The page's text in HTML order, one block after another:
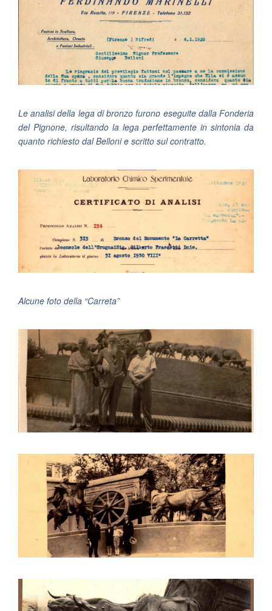
Le analisi della lega di bronzo furono eseguite dalla Fonderia
del Pignone, risultando la lega perfettamente in sintonia da
quanto richiesto dal Belloni e scritto sul contratto.
Alcune foto della “Carreta”